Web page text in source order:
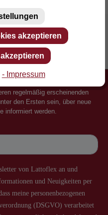
Mehr als 60 Jahre Erfahrung
regelmäßig erscheinenden
den Ersten sein, über neue
informiert werden.
akzeptieren
- Impressum